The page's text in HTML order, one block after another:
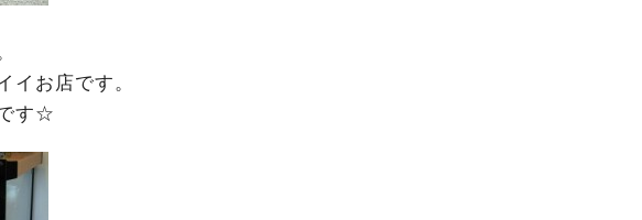
イお店です。
す☆